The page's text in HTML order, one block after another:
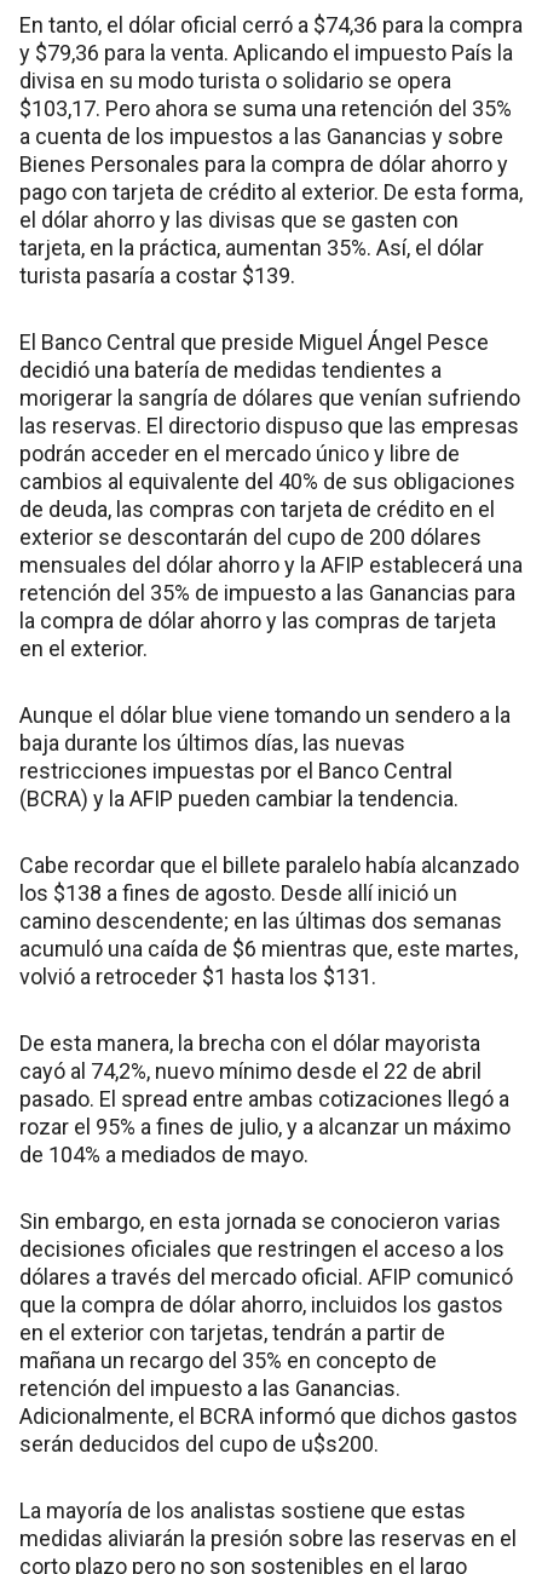
En tanto, el dólar oficial cerró a $74,36 para la compra
y $79,36 para la venta. Aplicando el impuesto País la
divisa en su modo turista o solidario se opera
$103,17. Pero ahora se suma una retención del 35%
a cuenta de los impuestos a las Ganancias y sobre
Bienes Personales para la compra de dólar ahorro y
pago con tarjeta de crédito al exterior. De esta forma,
el dólar ahorro y las divisas que se gasten con
tarjeta, en la práctica, aumentan 35%. Así, el dólar
turista pasaría a costar $139.
El Banco Central que preside Miguel Ángel Pesce
decidió una batería de medidas tendientes a
morigerar la sangría de dólares que venían sufriendo
las reservas. El directorio dispuso que las empresas
podrán acceder en el mercado único y libre de
cambios al equivalente del 40% de sus obligaciones
de deuda, las compras con tarjeta de crédito en el
exterior se descontarán del cupo de 200 dólares
mensuales del dólar ahorro y la AFIP establecerá una
retención del 35% de impuesto a las Ganancias para
la compra de dólar ahorro y las compras de tarjeta
en el exterior.
Aunque el dólar blue viene tomando un sendero a la
baja durante los últimos días, las nuevas
restricciones impuestas por el Banco Central
(BCRA) y la AFIP pueden cambiar la tendencia.
Cabe recordar que el billete paralelo había alcanzado
los $138 a fines de agosto. Desde allí inició un
camino descendente; en las últimas dos semanas
acumuló una caída de $6 mientras que, este martes,
volvió a retroceder $1 hasta los $131.
De esta manera, la brecha con el dólar mayorista
cayó al 74,2%, nuevo mínimo desde el 22 de abril
pasado. El spread entre ambas cotizaciones llegó a
rozar el 95% a fines de julio, y a alcanzar un máximo
de 104% a mediados de mayo.
Sin embargo, en esta jornada se conocieron varias
decisiones oficiales que restringen el acceso a los
dólares a través del mercado oficial. AFIP comunicó
que la compra de dólar ahorro, incluidos los gastos
en el exterior con tarjetas, tendrán a partir de
mañana un recargo del 35% en concepto de
retención del impuesto a las Ganancias.
Adicionalmente, el BCRA informó que dichos gastos
serán deducidos del cupo de u$s200.
La mayoría de los analistas sostiene que estas
medidas aliviarán la presión sobre las reservas en el
corto plazo pero no son sostenibles en el largo